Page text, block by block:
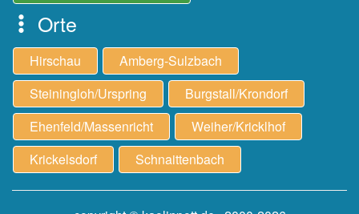
Orte
Hirschau
Amberg-Sulzbach
Steiningloh/Urspring
Burgstall/Krondorf
Ehenfeld/Massenricht
Weiher/Kricklhof
Krickelsdorf
Schnaittenbach